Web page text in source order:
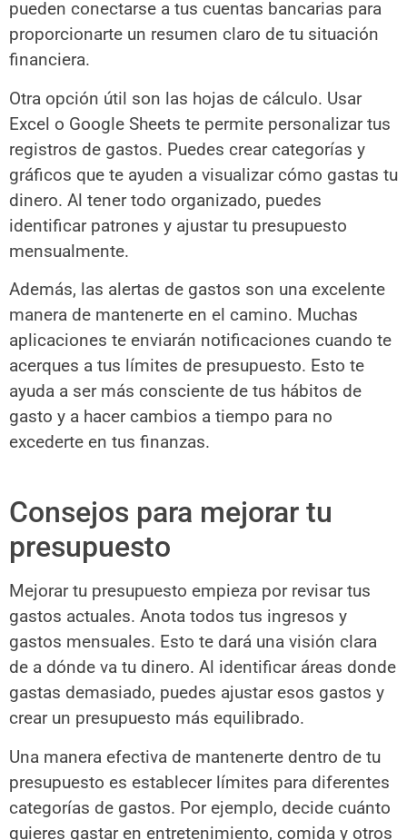
pueden conectarse a tus cuentas bancarias para
proporcionarte un resumen claro de tu situación
financiera.
Otra opción útil son las hojas de cálculo. Usar
Excel o Google Sheets te permite personalizar tus
registros de gastos. Puedes crear categorías y
gráficos que te ayuden a visualizar cómo gastas tu
dinero. Al tener todo organizado, puedes
identificar patrones y ajustar tu presupuesto
mensualmente.
Además, las alertas de gastos son una excelente
manera de mantenerte en el camino. Muchas
aplicaciones te enviarán notificaciones cuando te
acerques a tus límites de presupuesto. Esto te
ayuda a ser más consciente de tus hábitos de
gasto y a hacer cambios a tiempo para no
excederte en tus finanzas.
Consejos para mejorar tu
presupuesto
Mejorar tu presupuesto empieza por revisar tus
gastos actuales. Anota todos tus ingresos y
gastos mensuales. Esto te dará una visión clara
de a dónde va tu dinero. Al identificar áreas donde
gastas demasiado, puedes ajustar esos gastos y
crear un presupuesto más equilibrado.
Una manera efectiva de mantenerte dentro de tu
presupuesto es establecer límites para diferentes
categorías de gastos. Por ejemplo, decide cuánto
quieres gastar en entretenimiento, comida y otros